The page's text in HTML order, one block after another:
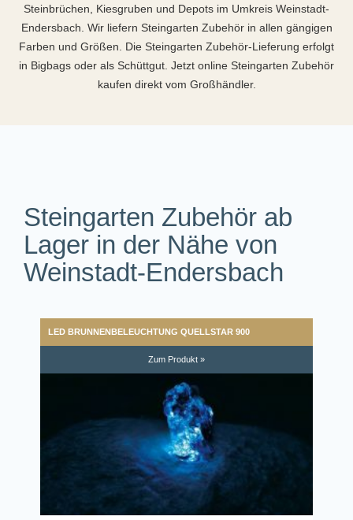
Steinbrüchen, Kiesgruben und Depots im Umkreis Weinstadt-
Endersbach. Wir liefern Steingarten Zubehör in allen gängigen
Farben und Größen. Die Steingarten Zubehör-Lieferung erfolgt
in Bigbags oder als Schüttgut. Jetzt online Steingarten Zubehör
kaufen direkt vom Großhändler.
Steingarten Zubehör ab
Lager in der Nähe von
Weinstadt-Endersbach
LED BRUNNENBELEUCHTUNG QUELLSTAR 900
Zum Produkt »